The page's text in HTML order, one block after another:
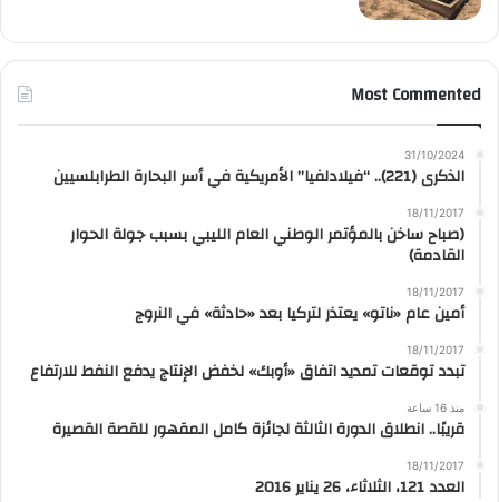
Most Commented
31/10/2024
الذكرى (221).. “فيلادلفيا” الأمريكية في أسر البحارة الطرابلسيين
18/11/2017
(صباح ساخن بالمؤتمر الوطني العام الليبي بسبب جولة الحوار
القادمة)
18/11/2017
أمين عام «ناتو» يعتذر لتركيا بعد «حادثة» في النروج
18/11/2017
تبدد توقعات تمديد اتفاق «أوبك» لخفض الإنتاج يدفع النفط للارتفاع
منذ 16 ساعة
قريبًا.. انطلاق الدورة الثالثة لجائزة كامل المقهور للقصة القصيرة
18/11/2017
العدد 121، الثلاثاء، 26 يناير 2016